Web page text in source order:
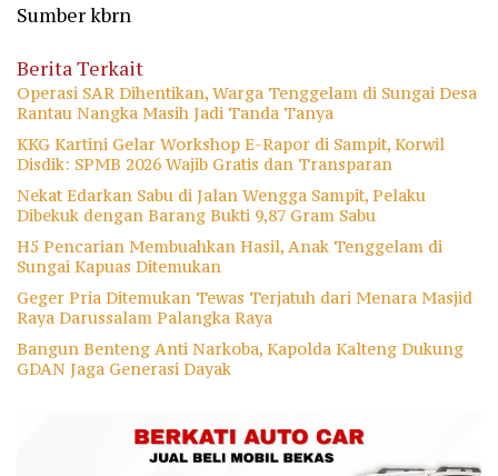
Sumber kbrn
Berita Terkait
Operasi SAR Dihentikan, Warga Tenggelam di Sungai Desa
Rantau Nangka Masih Jadi Tanda Tanya
KKG Kartini Gelar Workshop E-Rapor di Sampit, Korwil
Disdik: SPMB 2026 Wajib Gratis dan Transparan
Nekat Edarkan Sabu di Jalan Wengga Sampit, Pelaku
Dibekuk dengan Barang Bukti 9,87 Gram Sabu
H5 Pencarian Membuahkan Hasil, Anak Tenggelam di
Sungai Kapuas Ditemukan
Geger Pria Ditemukan Tewas Terjatuh dari Menara Masjid
Raya Darussalam Palangka Raya
Bangun Benteng Anti Narkoba, Kapolda Kalteng Dukung
GDAN Jaga Generasi Dayak